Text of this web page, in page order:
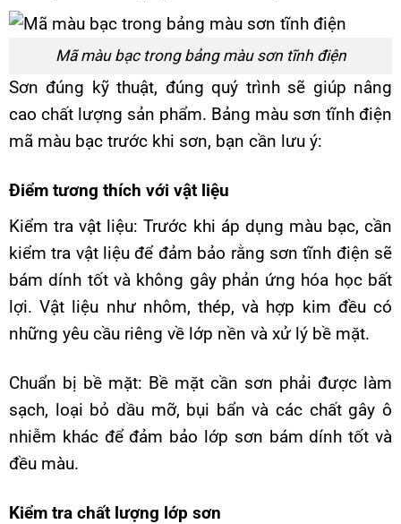
Mã màu bạc trong bảng màu sơn tĩnh điện
Sơn đúng kỹ thuật, đúng quý trình sẽ giúp nâng
cao chất lượng sản phẩm. Bảng màu sơn tĩnh điện
mã màu bạc trước khi sơn, bạn cần lưu ý:
Điểm tương thích với vật liệu
Kiểm tra vật liệu: Trước khi áp dụng màu bạc, cần
kiểm tra vật liệu để đảm bảo rằng sơn tĩnh điện sẽ
bám dính tốt và không gây phản ứng hóa học bất
lợi. Vật liệu như nhôm, thép, và hợp kim đều có
những yêu cầu riêng về lớp nền và xử lý bề mặt.
Chuẩn bị bề mặt: Bề mặt cần sơn phải được làm
sạch, loại bỏ dầu mỡ, bụi bẩn và các chất gây ô
nhiễm khác để đảm bảo lớp sơn bám dính tốt và
đều màu.
Kiểm tra chất lượng lớp sơn